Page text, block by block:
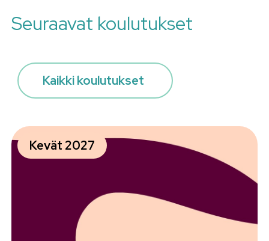
Seuraavat koulutukset
Kaikki koulutukset
Kevät 2027